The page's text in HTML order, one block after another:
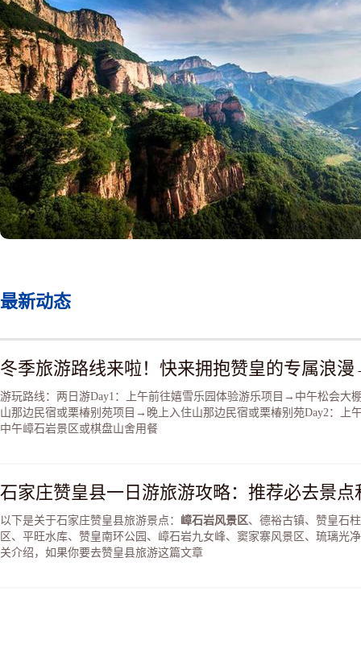
神往。千年古刹槐泉寺、
军寨等人文景观是寻古探
地。
最新动态
冬季旅游路线来啦！快来拥抱赞皇的专属浪
游玩路线：两日游Day1：上午前往嬉雪乐园体验游乐项目→中午松会大
山那边民宿或栗椿别苑项目→晚上入住山那边民宿或栗椿别苑Day2：上
中午嶂石岩景区或棋盘山舍用餐
石家庄赞皇县一日游旅游攻略：推荐必去景点
以下是关于石家庄赞皇县旅游景点： 嶂石岩风景区、德裕古镇、赞皇石
区、平旺水库、赞皇南环公园、嶂石岩九女峰、窦家寨风景区、琉璃光
关介绍，如果你要去赞皇县旅游这篇文章